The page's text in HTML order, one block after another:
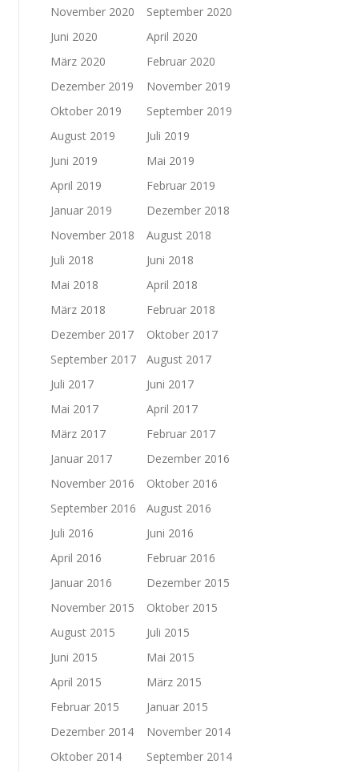
November 2020
September 2020
Juni 2020
April 2020
März 2020
Februar 2020
Dezember 2019
November 2019
Oktober 2019
September 2019
August 2019
Juli 2019
Juni 2019
Mai 2019
April 2019
Februar 2019
Januar 2019
Dezember 2018
November 2018
August 2018
Juli 2018
Juni 2018
Mai 2018
April 2018
März 2018
Februar 2018
Dezember 2017
Oktober 2017
September 2017
August 2017
Juli 2017
Juni 2017
Mai 2017
April 2017
März 2017
Februar 2017
Januar 2017
Dezember 2016
November 2016
Oktober 2016
September 2016
August 2016
Juli 2016
Juni 2016
April 2016
Februar 2016
Januar 2016
Dezember 2015
November 2015
Oktober 2015
August 2015
Juli 2015
Juni 2015
Mai 2015
April 2015
März 2015
Februar 2015
Januar 2015
Dezember 2014
November 2014
Oktober 2014
September 2014